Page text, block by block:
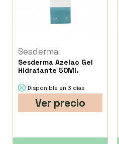
Sesderma
Sesderma Azelac Gel
Hidratante 50Ml.
Disponible en 3 días
Ver precio